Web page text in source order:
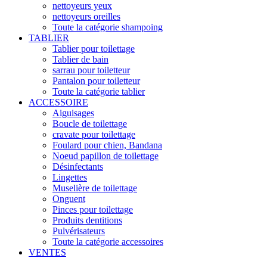
nettoyeurs yeux
nettoyeurs oreilles
Toute la catégorie shampoing
TABLIER
Tablier pour toilettage
Tablier de bain
sarrau pour toiletteur
Pantalon pour toiletteur
Toute la catégorie tablier
ACCESSOIRE
Aiguisages
Boucle de toilettage
cravate pour toilettage
Foulard pour chien, Bandana
Noeud papillon de toilettage
Désinfectants
Lingettes
Muselière de toilettage
Onguent
Pinces pour toilettage
Produits dentitions
Pulvérisateurs
Toute la catégorie accessoires
VENTES